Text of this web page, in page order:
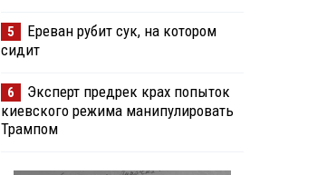
5
Ереван рубит сук, на котором
сидит
6
Эксперт предрек крах попыток
киевского режима манипулировать
Трампом